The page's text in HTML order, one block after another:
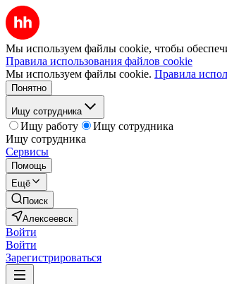
Мы используем файлы cookie, чтобы
Правила использования файлов cookie
Мы используем файлы cookie. Правила
Понятно
Ищу сотрудника
Ищу работу
Ищу сотрудника
Ищу сотрудника
Сервисы
Помощь
Ещё
Поиск
Алексеевск
Войти
Войти
Зарегистрироваться